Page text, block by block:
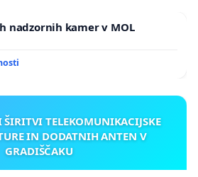
nadzornih kamer v MOL
ŠIRITVI TELEKOMUNIKACIJSKE
IN DODATNIH ANTEN V
GRADIŠČAKU